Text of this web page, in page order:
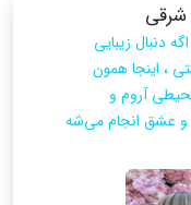
شرقی
دنبال زیبایی
اینجا همون
آروم و
و عشق انجام می‌شه